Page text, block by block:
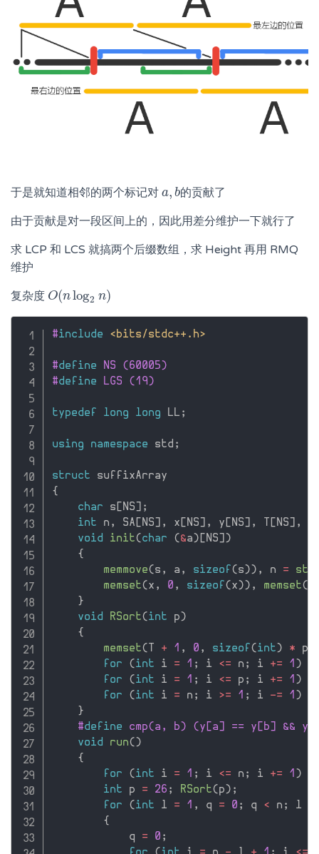
于是就知道相邻的两个标记对 a, b
a,b的贡献了
由于贡献是对一段区间上的，因此用差分维护一下就行了
求 LCP 和 LCS 就搞两个后缀数组，求 Height 再用 RMQ
维护
复杂度 O(nlog2 n)
O(nlog2n)
#include <bits/stdc++.h>
#define NS (60005)
#define LGS (19)
typedef long long LL ;
using namespace std ;
struct
{
char s NS
;
int n , SA NS , x NS , y NS , NS ,
void
init( char ( &a ) NS
)
{
memmove( s , a , sizeof ( s ) ) , n =
memset( x , 0 , sizeof ( x ) ) , memset(
}
void
RSort( int p )
{
memset( + 1 , 0 , sizeof ( int ) * p
for
( int i = 1 ; i <= n ; i += 1 )
for
( int i = 1 ; i <= p ; i += 1 )
for
( int i = n ; i >= 1 ; i -= 1 )
}
#define cmp(a, b) (y[a] == y[b] &&
void
run( )
{
for
( int i = 1 ; i <= n ; i += 1 )
int p = 26 ; RSort( p ) ;
for
( int l = 1 , q = 0 ; q < n ; l
{
            q
= 0 ;